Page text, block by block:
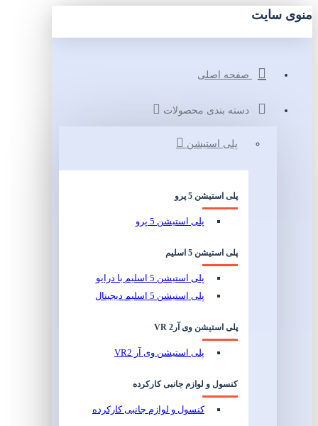
منوی سایت
صفحه اصلی
دسته بندی محصولات
پلی استیشن
پلی استیشن 5 پرو
پلی استیشن 5 پرو
پلی استیشن 5 اسلیم
پلی استیشن 5 اسلیم با درایو
پلی استیشن 5 اسلیم دیجیتال
پلی استیشن وی آر2 VR
پلی استیشن وی آر VR2
کنسول و لوازم جانبی کارکرده
کنسول و لوازم جانبی کارکرده